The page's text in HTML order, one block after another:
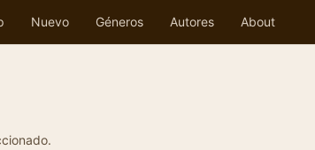
Nuevo Géneros Autores About